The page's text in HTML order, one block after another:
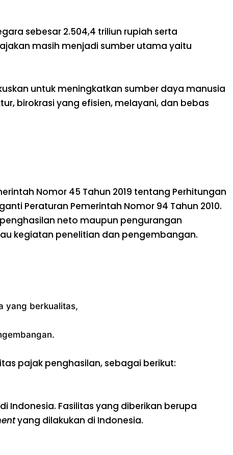
sebesar 2.504,4 triliun rupiah serta
masih menjadi sumber utama yaitu
untuk meningkatkan sumber daya manusia
birokrasi yang efisien, melayani, dan bebas
Nomor 45 Tahun 2019 tentang Perhitungan
Peraturan Pemerintah Nomor 94 Tahun 2010.
neto maupun pengurangan
kegiatan penelitian dan pengembangan.
yang berkualitas,
pajak penghasilan, sebagai berikut:
Fasilitas yang diberikan berupa
yang dilakukan di Indonesia.